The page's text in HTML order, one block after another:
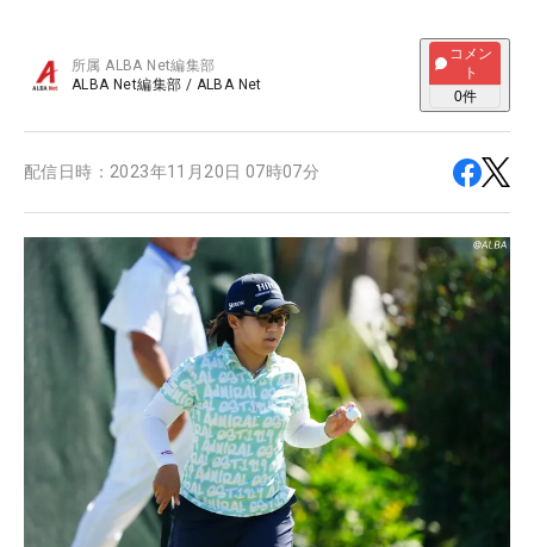
所属ALBA Net編集部
ALBA Net編集部 / ALBA Net
コメン
ト
0件
配信日時： 2023年11月20日 07時07分